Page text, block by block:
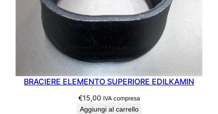
BRACIERE ELEMENTO SUPERIORE EDILKAMIN
€15,00 IVA compresa
Aggiungi al carrello